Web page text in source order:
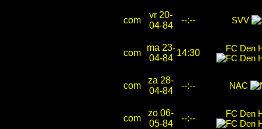
com
vr 20-
04-84
--:-- SVV
com
ma 23-
04-84
14:30 FC Den
com
za 28-
04-84
--:-- NAC
com
zo 06-
05-84
--:-- FC Den